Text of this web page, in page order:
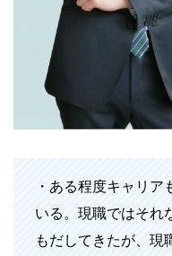
・ある程度キャリ
いる。現職ではそれ
もだしてきたが、現